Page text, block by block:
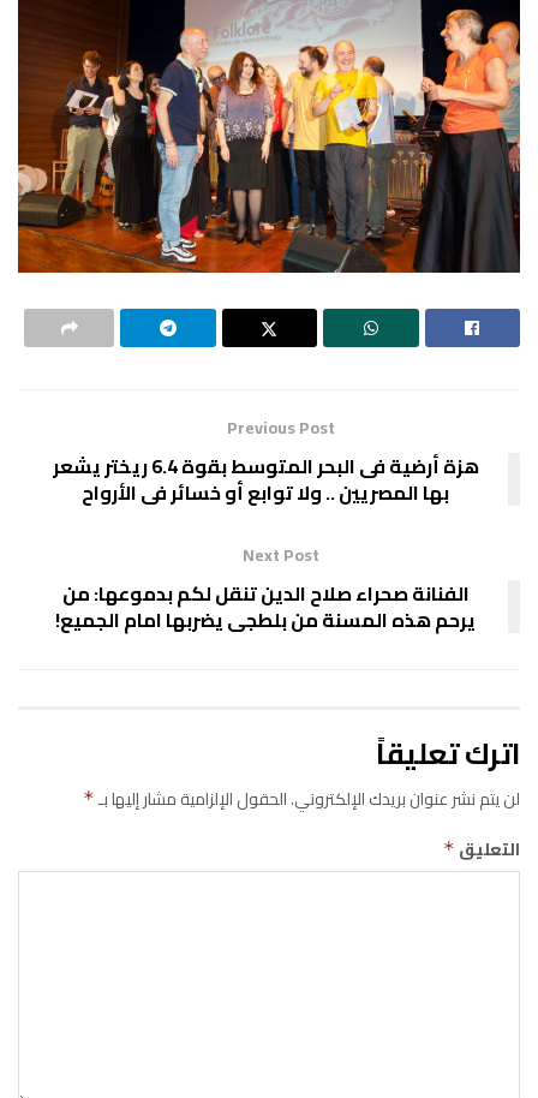
Previous Post
هزة أرضية فى البحر المتوسط بقوة 6.4 ريختر يشعر
بها المصريين .. ولا توابع أو خسائر فى الأرواح
Next Post
الفنانة صحراء صلاح الدين تنقل لكم بدموعها: من
يرحم هذه المسنة من بلطجى يضربها امام الجميع!
اترك تعليقاً
لن يتم نشر عنوان بريدك الإلكتروني.الحقول الإلزامية مشار إليها بـ*
التعليق *